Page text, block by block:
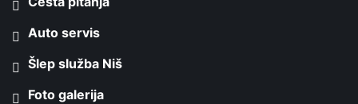
Auto servis
Šlep služba Niš
Foto galerija